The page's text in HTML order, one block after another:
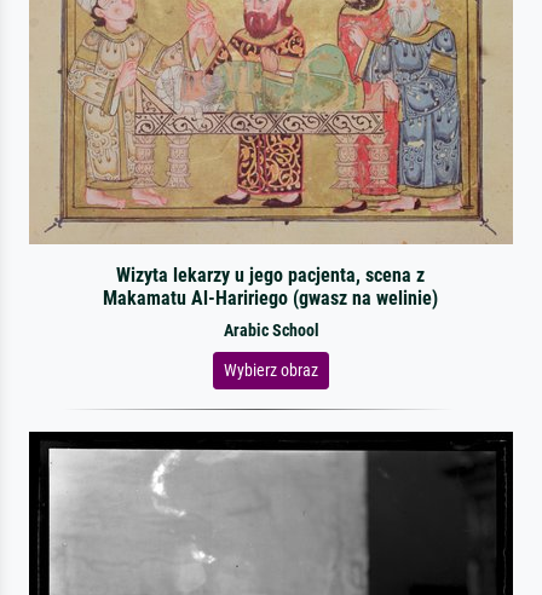
Wizyta lekarzy u jego pacjenta, scena z
Makamatu Al-Haririego (gwasz na welinie)
Arabic School
Wybierz obraz